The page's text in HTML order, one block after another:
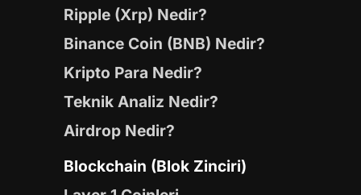
Ripple (Xrp) Nedir?
Binance Coin (BNB) Nedir?
Kripto Para Nedir?
Teknik Analiz Nedir?
Airdrop Nedir?
Blockchain (Blok Zinciri)